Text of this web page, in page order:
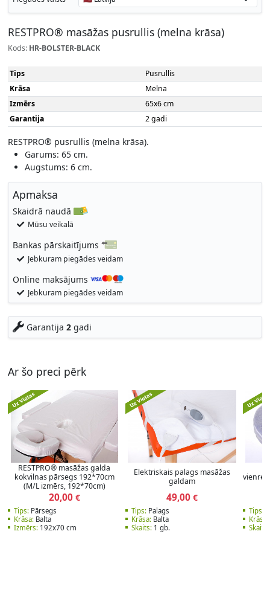
RESTPRO® masāžas pusrullis (melna krāsa)
Kods: HR-BOLSTER-BLACK
Tips
Pusrullis
Krāsa
Melna
Izmērs
65x6 cm
Garantija
2 gadi
RESTPRO® pusrullis (melna krāsa).
Garums: 65 cm.
Augstums: 6 cm.
Apmaksa
Skaidrā naudā
Mūsu veikalā
Bankas pārskaitījums
Jebkuram piegādes veidam
Online maksājums
Jebkuram piegādes veidam
Garantija 2gadi
Ar šo preci pērk
RESTPRO® masāžas galda
kokvilnas pārsegs 192*70cm
(M/L izmērs, 192*70cm)
20,00€
Tips:Pārsegs
Krāsa:Balta
Izmērs:192x70 cm
Elektriskais palags masāžas
galdam
49,00€
Tips:Palags
Krāsa:Balta
Skaits:1 gb.
Tips:
Krāsa:
Skaits: